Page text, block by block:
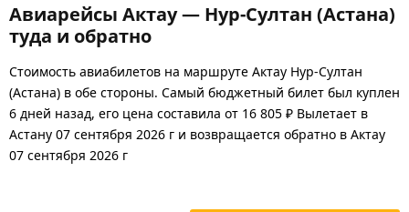
Авиарейсы Актау — Нур-Султан (Астана)
туда и обратно
Стоимость авиабилетов на маршруте Актау Нур-Султан
(Астана) в обе стороны. Самый бюджетный билет был куплен
6 дней назад, его цена составила от 16 805 ₽ Вылетает в
Астану 07 сентября 2026 г и возвращается обратно в Актау
07 сентября 2026 г